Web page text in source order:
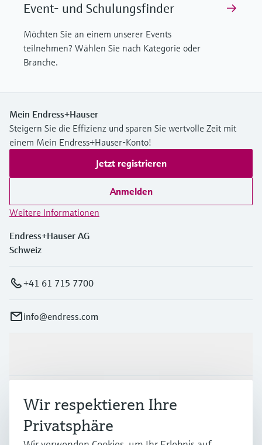
Event- und Schulungsfinder
Möchten Sie an einem unserer Events
teilnehmen? Wählen Sie nach Kategorie oder
Branche.
Mein Endress+Hauser
Steigern Sie die Effizienz und sparen Sie wertvolle Zeit mit
einem Mein Endress+Hauser-Konto!
Jetzt registrieren
Anmelden
Weitere Informationen
Endress+Hauser AG
Schweiz
+41 61 715 7700
info@endress.com
Branchen
Support
Wir respektieren Ihre
Privatsphäre